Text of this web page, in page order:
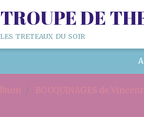
TROUPE DE
les treteaux du soir